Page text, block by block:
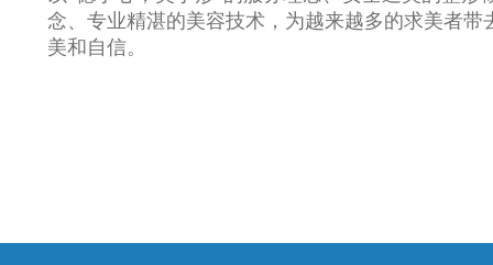
念、专业精湛的美容技术，为越来越多的求美者带
美和自信。